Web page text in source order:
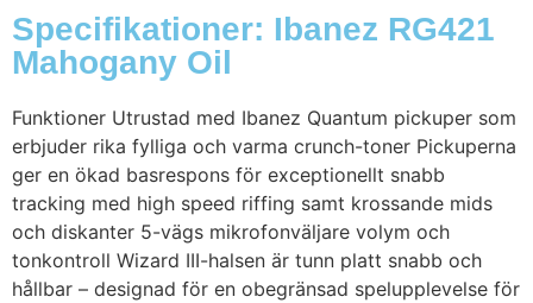
Specifikationer: Ibanez RG421
Mahogany Oil
Funktioner Utrustad med Ibanez Quantum pickuper som
erbjuder rika fylliga och varma crunch-toner Pickuperna
ger en ökad basrespons för exceptionellt snabb
tracking med high speed riffing samt krossande mids
och diskanter 5-vägs mikrofonväljare volym och
tonkontroll Wizard III-halsen är tunn platt snabb och
hållbar – designad för en obegränsad spelupplevelse för